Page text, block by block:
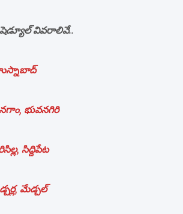
వివరాలివే..
భువనగిరి
సిద్దిపేట
మేడ్చల్